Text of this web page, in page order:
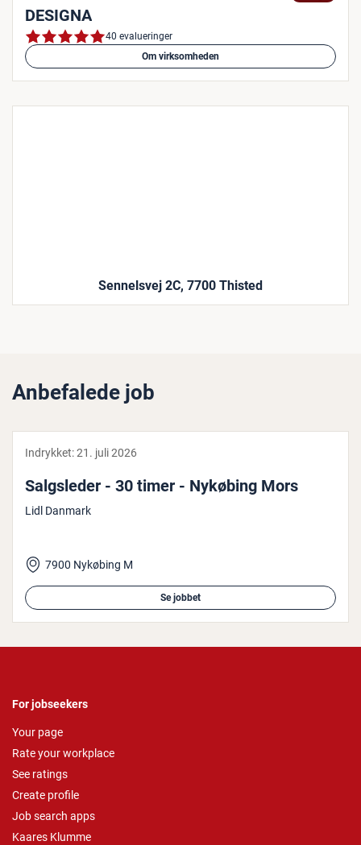
DESIGNA
40 evalueringer
Om virksomheden
Sennelsvej 2C, 7700 Thisted
Anbefalede job
Indrykket:21. juli 2026
Salgs­le­der - 30 timer - Nykøbing Mors
Lidl Danmark
7900 Nykøbing M
Se jobbet
For jobseekers
Your page
Rate your workplace
See ratings
Create profile
Job search apps
Kaares Klumme